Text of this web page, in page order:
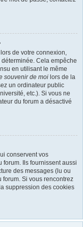
lors de votre connexion,
Cela empêche
en utilisant le même
souvenir de moi lors de la
un ordinateur public
etc.). Si vous ne
du forum a désactivé
conservent vos
forum. Ils fournissent aussi
des messages (lu ou
forum. Si vous rencontrez
suppression des cookies